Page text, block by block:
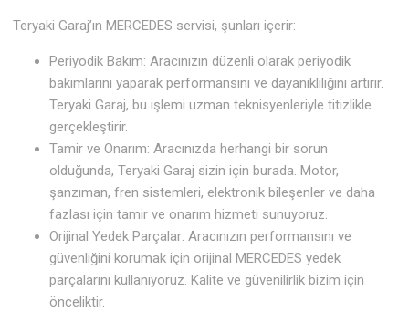
Teryaki Garaj’ın MERCEDES servisi, şunları içerir:
Periyodik Bakım: Aracınızın düzenli olarak periyodik
bakımlarını yaparak performansını ve dayanıklılığını artırır.
Teryaki Garaj, bu işlemi uzman teknisyenleriyle titizlikle
gerçekleştirir.
Tamir ve Onarım: Aracınızda herhangi bir sorun
olduğunda, Teryaki Garaj sizin için burada. Motor,
şanzıman, fren sistemleri, elektronik bileşenler ve daha
fazlası için tamir ve onarım hizmeti sunuyoruz.
Orijinal Yedek Parçalar: Aracınızın performansını ve
güvenliğini korumak için orijinal MERCEDES yedek
parçalarını kullanıyoruz. Kalite ve güvenilirlik bizim için
önceliktir.